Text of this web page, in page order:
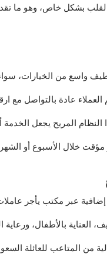
بشكل خاص، وهو ما
واسع من الخيارات،
عادة بالتواصل مع
المريح يجعل الخدمة
خلال الأسبوع أو
عبر مكتب يأجر
العناية بالأطفال،
من المتاعب للعائلة